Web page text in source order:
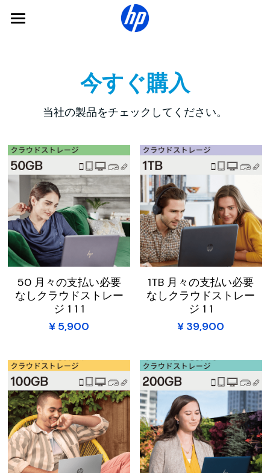
買い切り型クラウドストレージ
コードの入力
よくある質問
日本
日本
Global
Australia
Malaysia
New Zealand
Singapore
繁體中文
サインアップ
今すぐ購入
当社の製品をチェックしてください。
50 月々の支払い必要
なしクラウドストレー
ジ 1 1 1
¥ 5,900
1TB 月々の支払い必要
なしクラウドストレー
ジ 1 1
¥ 39,900
ストアカテゴリー